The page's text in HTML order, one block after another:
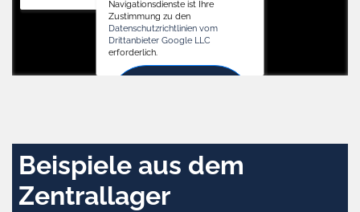
Navigationsdienste ist Ihre
Zustimmung zu den
Datenschutzrichtlinien vom
Drittanbieter Google LLC
erforderlich.
Beispiele aus dem
Zentrallager